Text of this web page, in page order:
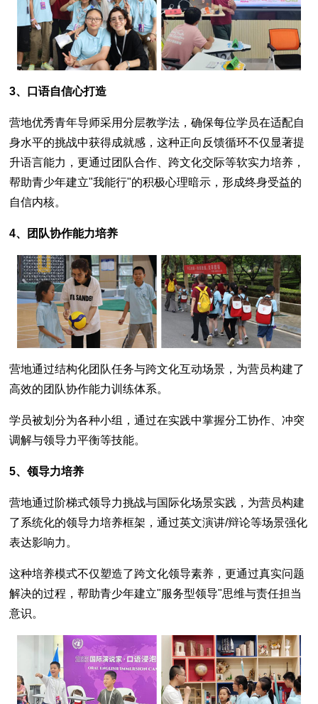
3、口语自信心打造
营地优秀青年导师采用分层教学法，确保每位学员在适配自
身水平的挑战中获得成就感，这种正向反馈循环不仅显著提
升语言能力，更通过团队合作、跨文化交际等软实力培养，
帮助青少年建立"我能行"的积极心理暗示，形成终身受益的
自信内核。
4、团队协作能力培养
营地通过结构化团队任务与跨文化互动场景，为营员构建了
高效的团队协作能力训练体系。
学员被划分为各种小组，通过在实践中掌握分工协作、冲突
调解与领导力平衡等技能。
5、领导力培养
营地通过阶梯式领导力挑战与国际化场景实践，为营员构建
了系统化的领导力培养框架，通过英文演讲/辩论等场景强化
表达影响力。
这种培养模式不仅塑造了跨文化领导素养，更通过真实问题
解决的过程，帮助青少年建立"服务型领导"思维与责任担当
意识。